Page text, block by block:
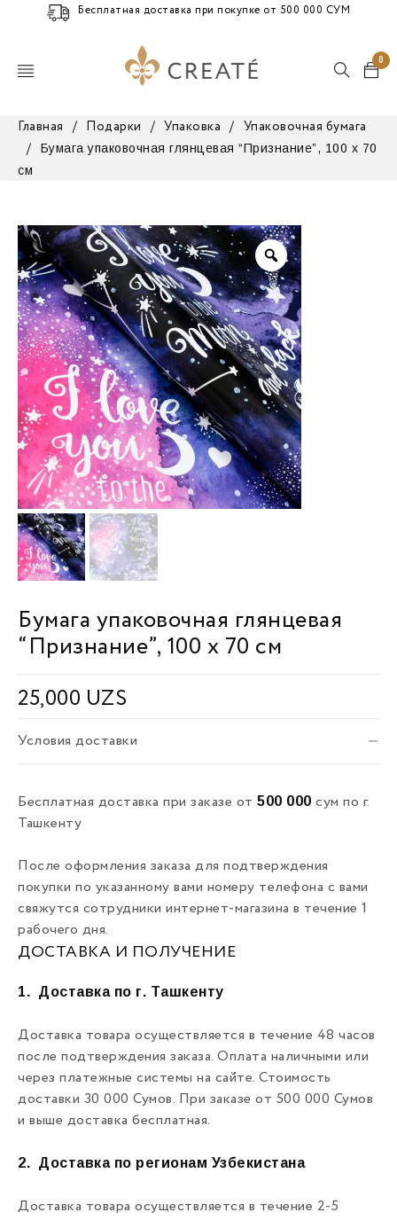
Бесплатная доставка при покупке от 500 000 СУМ
0
Главная / Подарки / Упаковка /
Упаковочная бумага
/
Бумага упаковочная глянцевая “Признание”, 100 х 70
см
Бумага упаковочная глянцевая
“Признание”, 100 х 70 см
25,000 UZS
Условия доставки
Бесплатная доставка при заказе от 500 000 сум по г.
Ташкенту
После оформления заказа для подтверждения
покупки по указанному вами номеру телефона с вами
свяжутся сотрудники интернет-магазина в течение 1
рабочего дня.
ДОСТАВКА И ПОЛУЧЕНИЕ
1. Доставка по г. Ташкенту
Доставка товара осуществляется в течение 48 часов
после подтверждения заказа. Оплата наличными или
через платежные системы на сайте. Стоимость
доставки 30 000 Сумов. При заказе от 500 000 Сумов
и выше доставка бесплатная.
2. Доставка по регионам Узбекистана
Доставка товара осуществляется в течение 2-5